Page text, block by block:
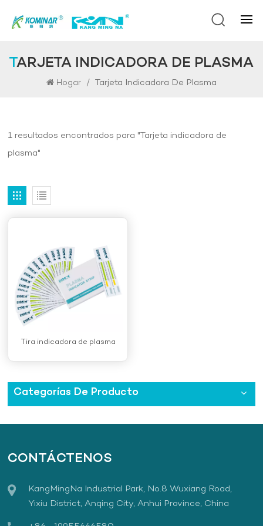
TARJETA INDICADORA DE PLASMA
Hogar / Tarjeta Indicadora De Plasma
1 resultados encontrados para "Tarjeta indicadora de
plasma"
Tira indicadora de plasma
Categorías De Producto
CONTÁCTENOS
KangMingNa Industrial Park, No.8 Wuxiang Road,
Yixiu District, Anqing City, Anhui Province, China